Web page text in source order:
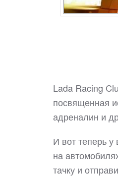
Lada Racing
посвященная
адреналин и
И вот теперь у
на
тачку и